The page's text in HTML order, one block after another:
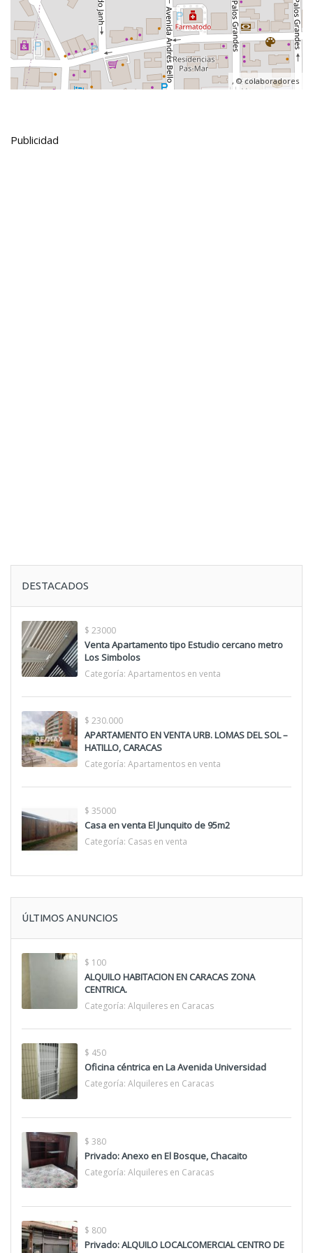
, ©colaboradores
Publicidad
DESTACADOS
$ 23000
Venta Apartamento tipo Estudio cercano metro
Los Simbolos
Categoría: Apartamentos en venta
$ 230.000
APARTAMENTO EN VENTA URB. LOMAS DEL SOL –
HATILLO, CARACAS
Categoría: Apartamentos en venta
$ 35000
Casa en venta El Junquito de 95m2
Categoría: Casas en venta
ÚLTIMOS ANUNCIOS
$ 100
ALQUILO HABITACION EN CARACAS ZONA
CENTRICA.
Categoría: Alquileres en Caracas
$ 450
Oficina céntrica en La Avenida Universidad
Categoría: Alquileres en Caracas
$ 380
Privado: Anexo en El Bosque, Chacaito
Categoría: Alquileres en Caracas
$ 800
Privado: ALQUILO LOCALCOMERCIAL CENTRO DE